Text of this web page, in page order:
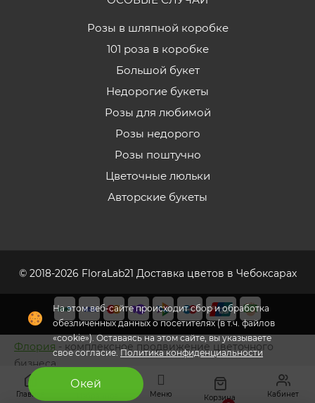
Главная Меню Корзина Кабинет
На этом веб-сайте происходит сбор и обработка
обезличенных данных о посетителях (в т.ч. файлов
«cookie»). Оставаясь на этом сайте, вы указываете
свое согласие.Политика конфиденциальности
Окей
Розы в шляпной коробке
101 роза в коробке
Большой букет
Недорогие букеты
Розы для любимой
Розы недорого
Розы поштучно
Цветочные люльки
Авторские букеты
© 2018-2026 FloraLab21 Доставка цветов в Чебоксарах
Флория - комплексное продвижение цветочного
бизнеса